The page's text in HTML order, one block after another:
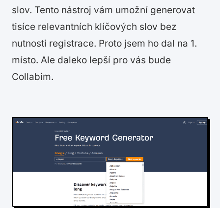
slov. Tento nástroj vám umožní generovat
tisíce relevantních klíčových slov bez
nutnosti registrace. Proto jsem ho dal na 1.
místo. Ale daleko lepší pro vás bude
Collabim.